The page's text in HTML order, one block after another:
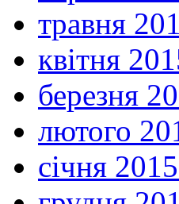
травня
квітня
березня
лютого
січня